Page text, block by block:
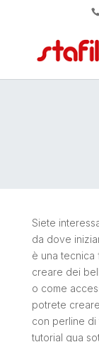
Siete
da dove
è una
creare dei
o come
potrete
con perline di
tutorial qua